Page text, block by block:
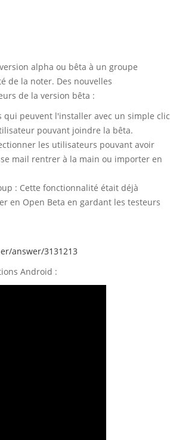
alpha ou bêta à un groupe
de la noter. Des nouvelles
de la version bêta :
qui peuvent l'installer avec un simple clic
pouvant joindre la bêta.
les utilisateurs pouvant avoir
mail rentrer à la main ou importer en
: Cette fonctionnalité était déjà
en Open Beta en gardant les testeurs
answer/3131213
Android :